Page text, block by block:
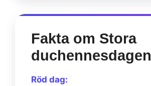
Fakta om Stora
duchennesdagen
Röd dag: